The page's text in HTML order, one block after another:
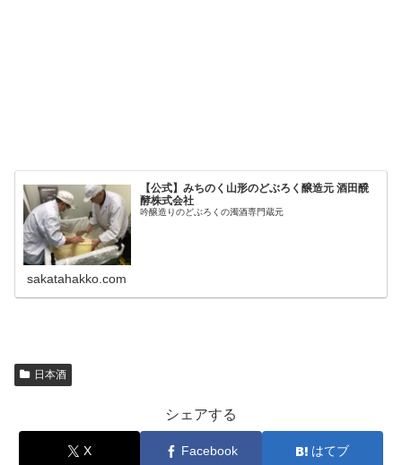
【公式】みちのく山形のどぶろく醸造元 酒田醗
酵株式会社
吟醸造りのどぶろくの濁酒専門蔵元
sakatahakko.com
日本酒
シェアする
X Facebook はてブ